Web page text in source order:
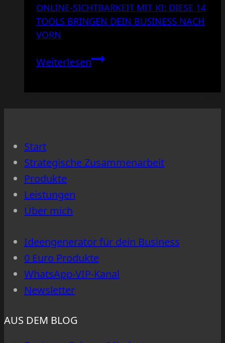
ONLINE-SICHTBARKEIT MIT KI: DIESE 14
TOOLS BRINGEN DEIN BUSINESS NACH
VORN
WeiterlesenOnline-
mit
KI:
bringen
vorn
Start
Strategische Zusammenarbeit
Produkte
Leistungen
Über mich
Ideengenerator für dein Business
0 Euro Produkte
WhatsApp-VIP-Kanal
Newsletter
AUS DEM BLOG